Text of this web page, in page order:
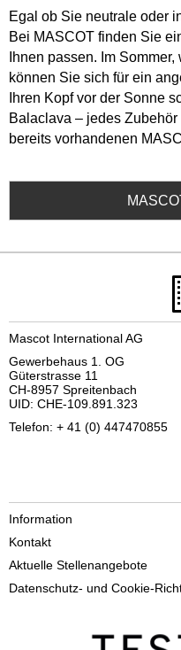
Egal ob Sie neutrale oder
Bei MASCOT finden Sie
Ihnen passen. Im
können Sie sich für ein
Ihren Kopf vor der Sonne
Balaclava – jedes
bereits vorhandenen
Mascot International AG
Gewerbehaus 1. OG
Güterstrasse 11
CH-8957 Spreitenbach
UID: CHE-109.891.323
Telefon: + 41 (0) 447470855
Information
Kontakt
Aktuelle Stellenangebote
Datenschutz- und Cookie-